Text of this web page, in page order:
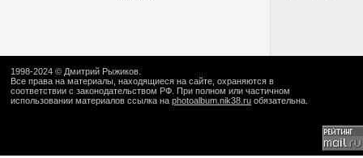
1998-2024 © Дмитрий Рыжиков
Все права на материалы, находящиеся на сайте, охраняются в
соответствии с законодательством РФ. При полном или частичном
использовании материалов ссылка на photoalbum.nik38.ru обязательна.